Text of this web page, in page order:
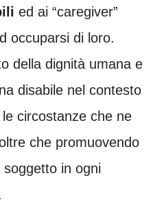
ed ai “caregiver”
occuparsi di loro.
della dignità umana e
disabile nel contesto
circostanze che ne
che promuovendo
in ogni